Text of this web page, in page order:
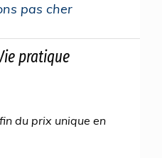
pas cher
pratique
du prix unique en